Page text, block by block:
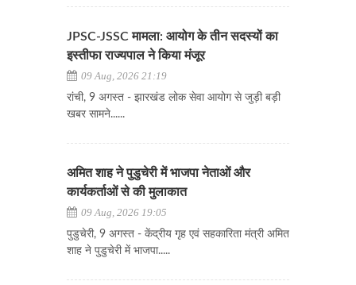
JPSC-JSSC मामला: आयोग के तीन सदस्यों का
इस्तीफा राज्यपाल ने किया मंजूर
09 Aug, 2026 21:19
रांची, 9 अगस्त - झारखंड लोक सेवा आयोग से जुड़ी बड़ी
खबर सामने......
अमित शाह ने पुडुचेरी में भाजपा नेताओं और
कार्यकर्ताओं से की मुलाकात
09 Aug, 2026 19:05
पुडुचेरी, 9 अगस्त - केंद्रीय गृह एवं सहकारिता मंत्री अमित
शाह ने पुडुचेरी में भाजपा.....